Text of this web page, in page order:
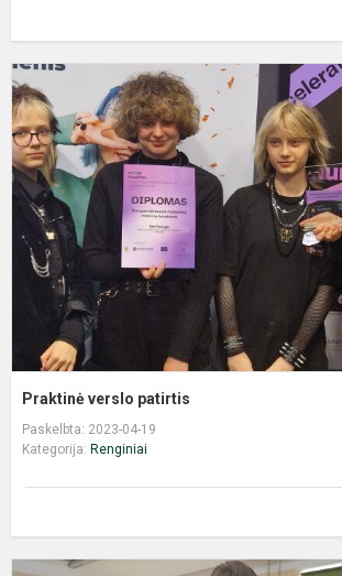
Praktinė verslo patirtis
Paskelbta: 2023-04-19
Kategorija: Renginiai